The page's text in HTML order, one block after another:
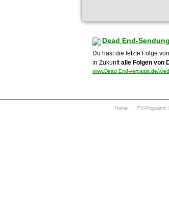
Dead End-
Du hast die letzte Folge
in Zukunftalle Folgen von
www.Dead End-verpasst.de/
Home TV-Programm